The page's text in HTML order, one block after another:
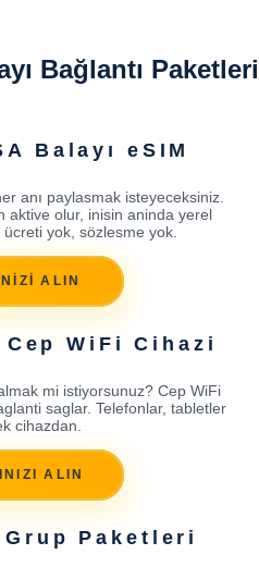
Bağlantı Paketleri
Balayı eSIM
anı paylasmak isteyeceksiniz.
aktive olur, inisin aninda yerel
yok, sözlesme yok.
ALIN
Cep WiFi Cihazi
mi istiyorsunuz? Cep WiFi
saglar. Telefonlar, tabletler
cihazdan.
ALIN
Paketleri